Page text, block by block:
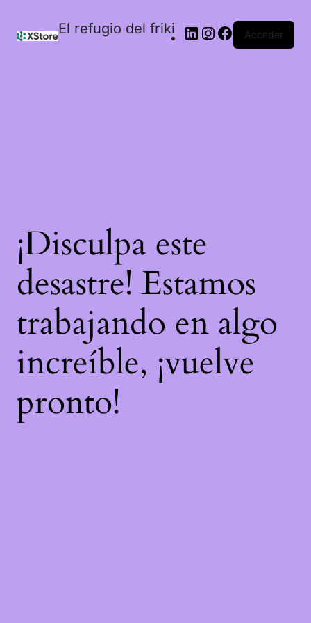
El refugio del friki Acceder
¡Disculpa este
desastre! Estamos
trabajando en algo
increíble, ¡vuelve
pronto!